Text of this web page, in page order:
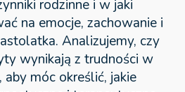
rodzinne i w jaki
na emocje, zachowanie i
Analizujemy, czy
wynikają z trudności w
aby móc określić, jakie